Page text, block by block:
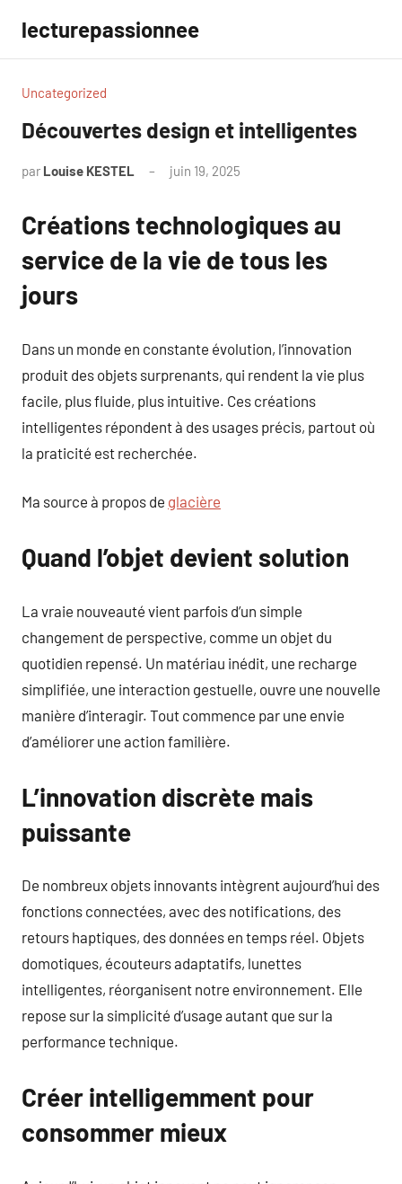
contenu
lecturepassionnee
Uncategorized
Découvertes design et intelligentes
par Louise KESTEL juin 19, 2025
Créations technologiques au
service de la vie de tous les
jours
Dans un monde en constante évolution, l’innovation
produit des objets surprenants, qui rendent la vie plus
facile, plus fluide, plus intuitive. Ces créations
intelligentes répondent à des usages précis, partout où
la praticité est recherchée.
Ma source à propos de glacière
Quand l’objet devient solution
La vraie nouveauté vient parfois d’un simple
changement de perspective, comme un objet du
quotidien repensé. Un matériau inédit, une recharge
simplifiée, une interaction gestuelle, ouvre une nouvelle
manière d’interagir. Tout commence par une envie
d’améliorer une action familière.
L’innovation discrète mais
puissante
De nombreux objets innovants intègrent aujourd’hui des
fonctions connectées, avec des notifications, des
retours haptiques, des données en temps réel. Objets
domotiques, écouteurs adaptatifs, lunettes
intelligentes, réorganisent notre environnement. Elle
repose sur la simplicité d’usage autant que sur la
performance technique.
Créer intelligemment pour
consommer mieux